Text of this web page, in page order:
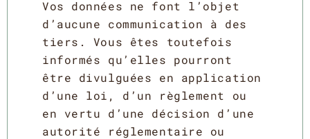
Vos données ne font l’objet
d’aucune communication à des
tiers. Vous êtes toutefois
informés qu’elles pourront
être divulguées en application
d’une loi, d’un règlement ou
en vertu d’une décision d’une
autorité réglementaire ou